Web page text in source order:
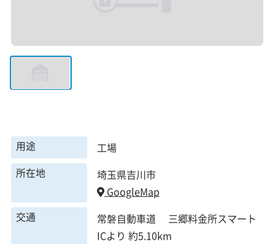
用途
工場
所在地
埼玉県吉川市
GoogleMap
交通
常磐自動車道 三郷料金所スマート
ICより 約5.10km